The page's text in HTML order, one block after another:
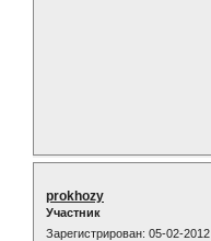
prokhozy
Участник
Зарегистрирован: 05-02-2012